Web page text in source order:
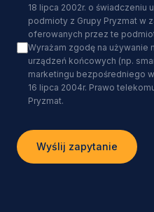
18 lipca 2002r. o świadczeniu
podmioty z Grupy Pryzmat w
oferowanych przez te
Wyrażam zgodę na używanie
urządzeń końcowych (np.
marketingu bezpośredniego
16 lipca 2004r. Prawo
Pryzmat.
Wyślij zapytanie